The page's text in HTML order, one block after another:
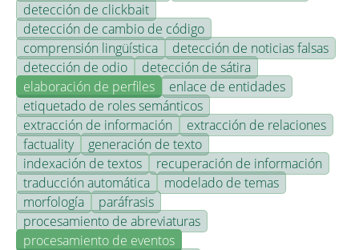
detección de clickbait
detección de cambio de código
comprensión lingüística
detección de noticias falsas
detección de odio
detección de sátira
elaboración de perfiles
enlace de entidades
etiquetado de roles semánticos
extracción de información
extracción de relaciones
factuality
generación de texto
indexación de textos
recuperación de información
traducción automática
modelado de temas
morfología
paráfrasis
procesamiento de abreviaturas
procesamiento de eventos